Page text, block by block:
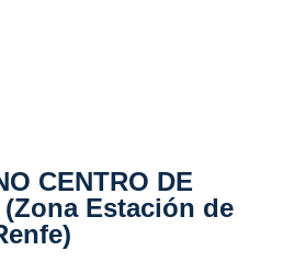
CENTRO DE
(Zona Estación de